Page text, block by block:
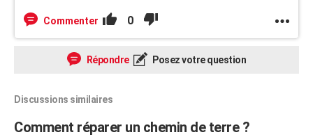
Commenter 0
Répondre Posez votre question
Discussions similaires
Comment réparer un chemin de terre ?